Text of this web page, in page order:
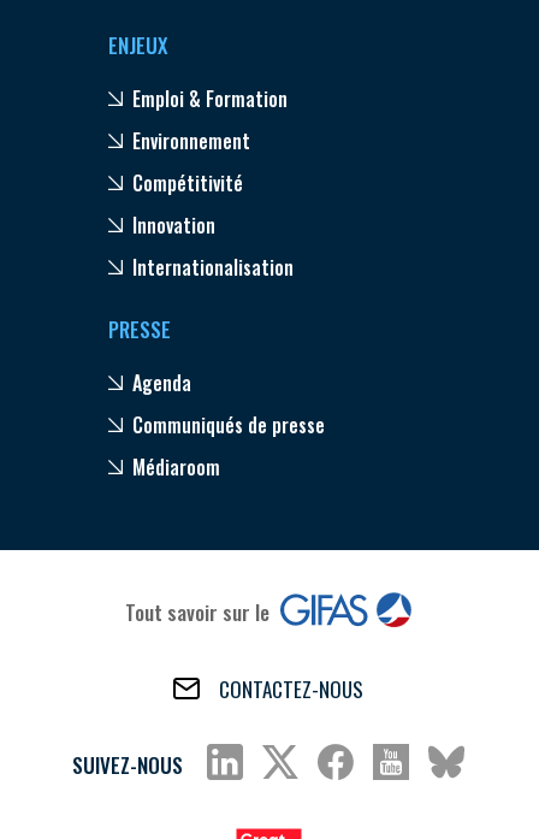
ENJEUX
Emploi & Formation
Environnement
Compétitivité
Innovation
Internationalisation
PRESSE
Agenda
Communiqués de presse
Médiaroom
Tout savoir sur le
CONTACTEZ-NOUS
SUIVEZ-NOUS